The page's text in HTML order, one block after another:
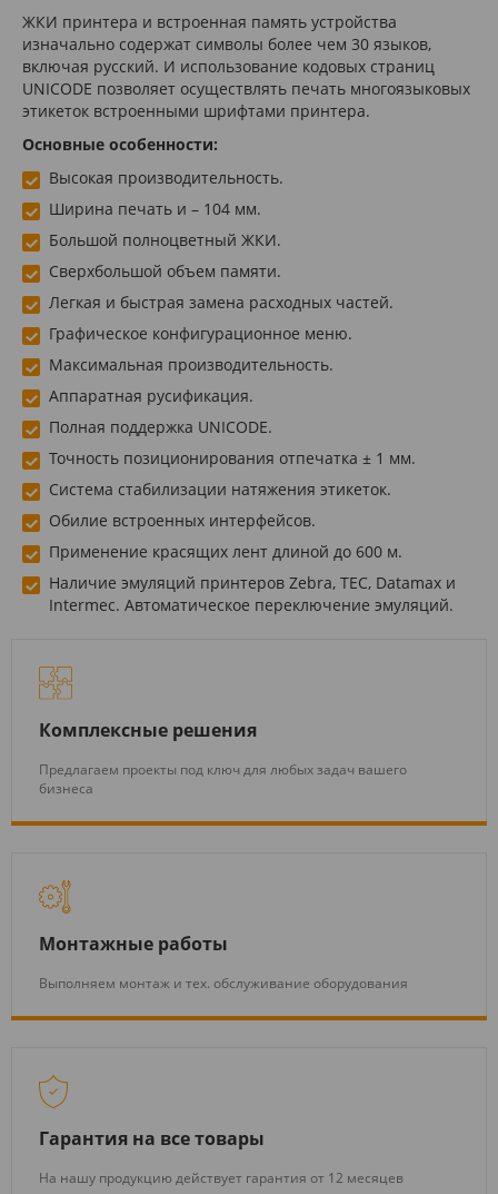
ЖКИ принтера и встроенная память устройства
изначально содержат символы более чем 30 языков,
включая русский. И использование кодовых страниц
UNICODE позволяет осуществлять печать многоязыковых
этикеток встроенными шрифтами принтера.
Основные особенности:
Высокая производительность.
Ширина печать и – 104 мм.
Большой полноцветный ЖКИ.
Сверхбольшой объем памяти.
Легкая и быстрая замена расходных частей.
Графическое конфигурационное меню.
Максимальная производительность.
Аппаратная русификация.
Полная поддержка UNICODE.
Точность позиционирования отпечатка ± 1 мм.
Система стабилизации натяжения этикеток.
Обилие встроенных интерфейсов.
Применение красящих лент длиной до 600 м.
Наличие эмуляций принтеров Zebra, TEC, Datamaх и
Intermec. Автоматическое переключение эмуляций.
Комплексные решения
Предлагаем проекты под ключ для любых задач вашего
бизнеса
Монтажные работы
Выполняем монтаж и тех. обслуживание оборудования
Гарантия на все товары
На нашу продукцию действует гарантия от 12 месяцев